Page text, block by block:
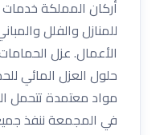
أركان المملكة
للمنازل والفلل
الأعمال. عزل
حلول العزل المائي
مواد معتمدة تتحمل
في المجمعة ننفذ